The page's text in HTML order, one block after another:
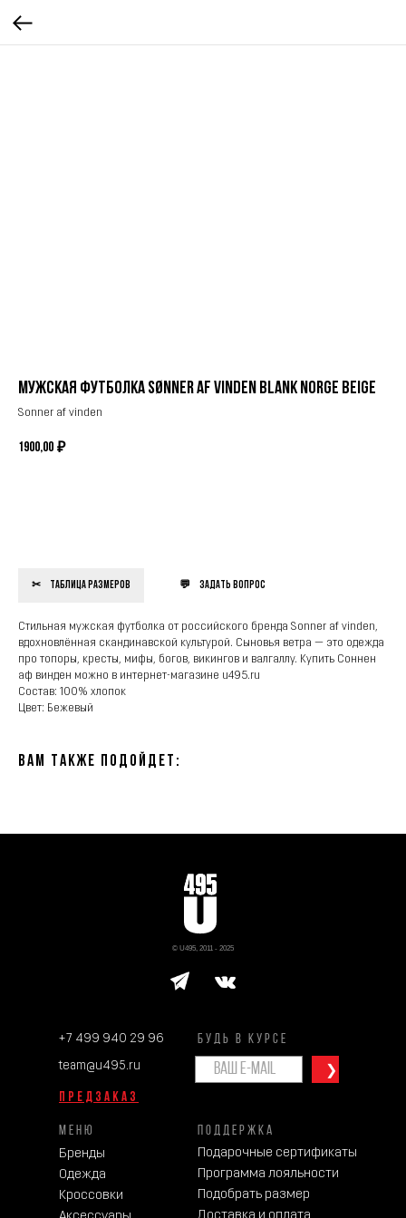
Мужская футболка Sønner af vinden Blank Norge beige
Sonner af vinden
1900,00 ₽
Таблица размеров Задать вопрос
Стильная мужская футболка от российского бренда Sonner af vinden,
вдохновлённая скандинавской культурой. Сыновья ветра — это одежда
про топоры, кресты, мифы, богов, викингов и валгаллу. Купить Соннен
аф винден можно в интернет-магазине u495.ru
Состав: 100% хлопок
Цвет: Бежевый
Вам также подойдет:
❯
© U495, 2011 - 2025
ПОДДЕРЖКА
МЕНЮ
Подарочные сертификаты
Программа лояльности
Подобрать размер
Бренды
Одежда
Кроссовки
team@u495.ru
+7 499 940 29 96 БУДЬ В КУРСЕ
ПРЕДЗАКАЗ